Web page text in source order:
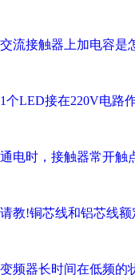
交流接触器上加电容是
1个LED接在220V电路
通电时，接触器常开触
请教!铜芯线和铝芯线额
变频器长时间在低频的